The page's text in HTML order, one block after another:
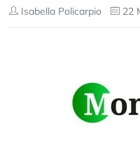
Isabella Policarpio 22